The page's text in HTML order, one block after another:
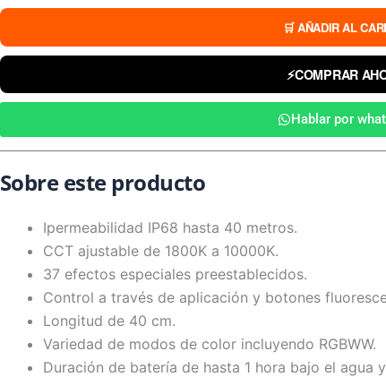
$ 1.099.000.$ 699.000.
🛒 AÑADIR AL
⚡COMPRAR
Hablar por
Sobre este producto
Ipermeabilidad IP68 hasta 40 metros.
CCT ajustable de 1800K a 10000K.
37 efectos especiales preestablecidos.
Control a través de aplicación y botones
Longitud de 40 cm.
Variedad de modos de color incluyendo RGBWW.
Duración de batería de hasta 1 hora bajo el agua